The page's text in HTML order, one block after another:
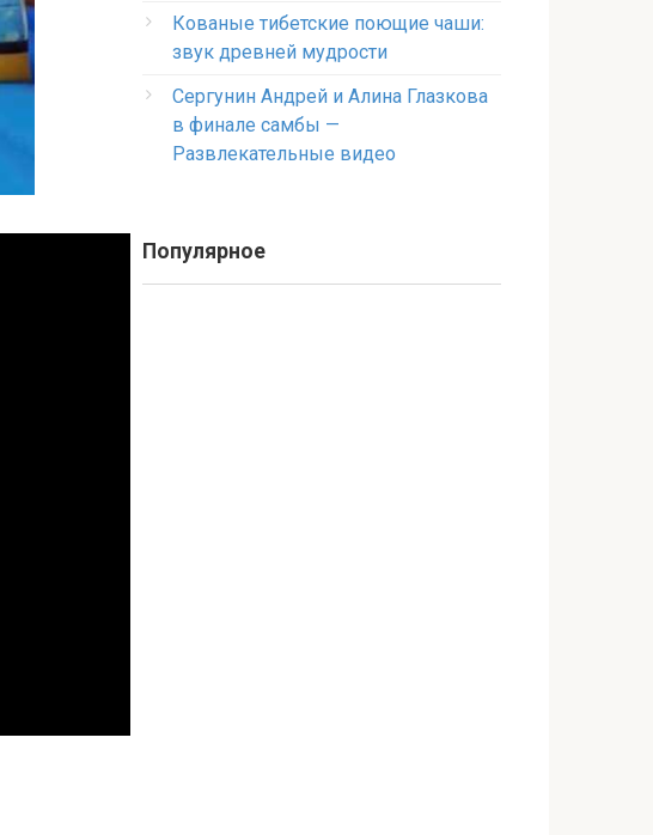
Кованые тибетские поющие чаши:
звук древней мудрости
Сергунин Андрей и Алина Глазкова
в финале самбы —
Развлекательные видео
Популярное